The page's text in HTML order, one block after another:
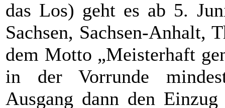
das Los) geht es ab 5.
Sachsen, Sachsen-Anhalt,
dem Motto „Meisterhaft
in der Vorrunde
Ausgang dann den